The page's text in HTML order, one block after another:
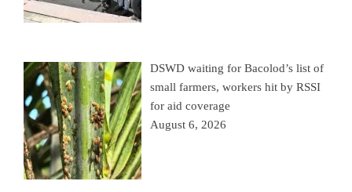
DSWD waiting for Bacolod’s list of
small farmers, workers hit by RSSI
for aid coverage
August 6, 2026